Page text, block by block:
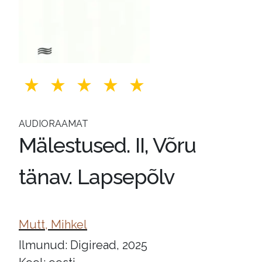
AUDIORAAMAT
Mälestused. II, Võru
tänav. Lapsepõlv
Mutt, Mihkel
Ilmunud: Digiread, 2025